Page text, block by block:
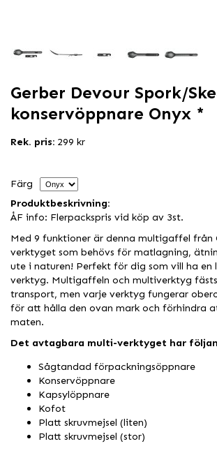
Gerber Devour Spork/
konservöppnare Onyx *
Rek. pris: 299 kr
Färg
Produktbeskrivning:
ÅF info: Flerpackspris vid köp av 3st.
Med 9 funktioner är denna multigaffel från
verktyget som behövs för matlagning,
ute i naturen! Perfekt för dig som vill ha en
verktyg. Multigaffeln och multiverktyg
transport, men varje verktyg fungerar
för att hålla den ovan mark och förhindra
maten.
Det avtagbara multi-verktyget har
Sågtandad förpackningsöppnare
Konservöppnare
Kapsylöppnare
Kofot
Platt skruvmejsel (liten)
Platt skruvmejsel (stor)